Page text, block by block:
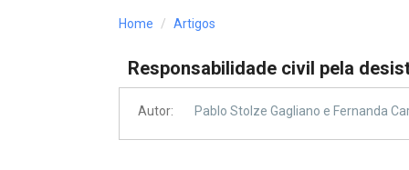
Processos - IBDFAM
Home Artigos
Responsabilidade civil pela
Autor: Pablo Stolze Gagliano e Fernanda